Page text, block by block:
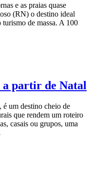
e as praias quase
(RN) o destino ideal
de massa. A 100
a partir de Natal
um destino cheio de
que rendem um roteiro
casais ou grupos, uma